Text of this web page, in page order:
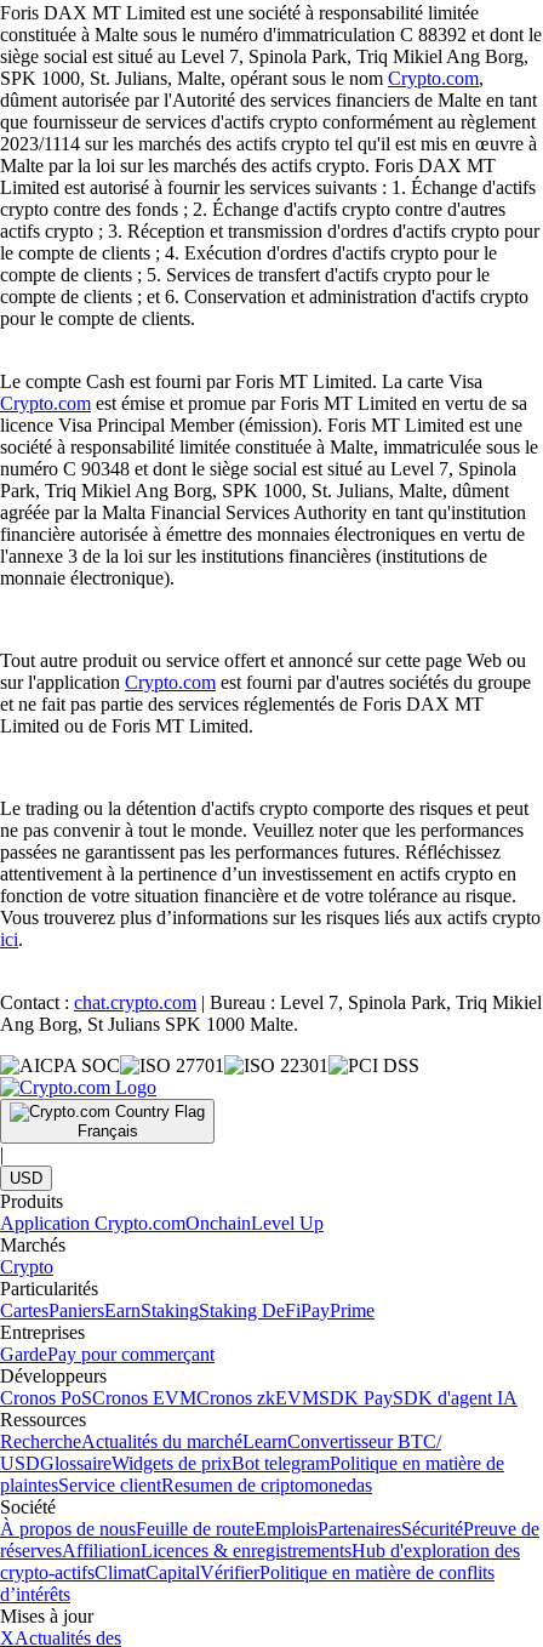
Foris DAX MT Limited est une société à responsabilité limitée
constituée à Malte sous le numéro d'immatriculation C 88392 et dont le
siège social est situé au Level 7, Spinola Park, Triq Mikiel Ang Borg,
SPK 1000, St. Julians, Malte, opérant sous le nom Crypto.com,
dûment autorisée par l'Autorité des services financiers de Malte en tant
que fournisseur de services d'actifs crypto conformément au règlement
2023/1114 sur les marchés des actifs crypto tel qu'il est mis en œuvre à
Malte par la loi sur les marchés des actifs crypto. Foris DAX MT
Limited est autorisé à fournir les services suivants : 1. Échange d'actifs
crypto contre des fonds ; 2. Échange d'actifs crypto contre d'autres
actifs crypto ; 3. Réception et transmission d'ordres d'actifs crypto pour
le compte de clients ; 4. Exécution d'ordres d'actifs crypto pour le
compte de clients ; 5. Services de transfert d'actifs crypto pour le
compte de clients ; et 6. Conservation et administration d'actifs crypto
pour le compte de clients.
Le compte Cash est fourni par Foris MT Limited. La carte Visa
Crypto.com est émise et promue par Foris MT Limited en vertu de sa
licence Visa Principal Member (émission). Foris MT Limited est une
société à responsabilité limitée constituée à Malte, immatriculée sous le
numéro C 90348 et dont le siège social est situé au Level 7, Spinola
Park, Triq Mikiel Ang Borg, SPK 1000, St. Julians, Malte, dûment
agréée par la Malta Financial Services Authority en tant qu'institution
financière autorisée à émettre des monnaies électroniques en vertu de
l'annexe 3 de la loi sur les institutions financières (institutions de
monnaie électronique).
Tout autre produit ou service offert et annoncé sur cette page Web ou
sur l'application Crypto.com est fourni par d'autres sociétés du groupe
et ne fait pas partie des services réglementés de Foris DAX MT
Limited ou de Foris MT Limited.
Le trading ou la détention d'actifs crypto comporte des risques et peut
ne pas convenir à tout le monde. Veuillez noter que les performances
passées ne garantissent pas les performances futures. Réfléchissez
attentivement à la pertinence d’un investissement en actifs crypto en
fonction de votre situation financière et de votre tolérance au risque.
Vous trouverez plus d’informations sur les risques liés aux actifs crypto
ici.
Contact : chat.crypto.com | Bureau : Level 7, Spinola Park, Triq Mikiel
Ang Borg, St Julians SPK 1000 Malte.
Français
|
USD
Produits
Application Crypto.comOnchainLevel Up
Marchés
Crypto
Particularités
CartesPaniersEarnStakingStaking DeFiPayPrime
Entreprises
GardePay pour commerçant
Développeurs
Cronos PoSCronos EVMCronos zkEVMSDK PaySDK d'agent IA
Ressources
RechercheActualités du marchéLearnConvertisseur BTC/
USDGlossaireWidgets de prixBot telegramPolitique en matière de
plaintesService clientResumen de criptomonedas
Société
À propos de nousFeuille de routeEmploisPartenairesSécuritéPreuve de
réservesAffiliationLicences & enregistrementsHub d'exploration des
crypto-actifsClimatCapitalVérifierPolitique en matière de conflits
d’intérêts
Mises à jour
XActualités des